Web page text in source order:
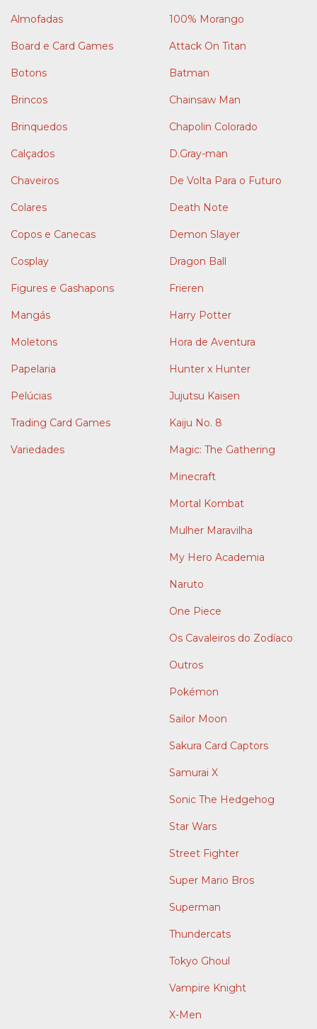
Almofadas
Board e Card Games
Botons
Brincos
Brinquedos
Calçados
Chaveiros
Colares
Copos e Canecas
Cosplay
Figures e Gashapons
Mangás
Moletons
Papelaria
Pelúcias
Trading Card Games
Variedades
100% Morango
Attack On Titan
Batman
Chainsaw Man
Chapolin Colorado
D.Gray-man
De Volta Para o Futuro
Death Note
Demon Slayer
Dragon Ball
Frieren
Harry Potter
Hora de Aventura
Hunter x Hunter
Jujutsu Kaisen
Kaiju No. 8
Magic: The Gathering
Minecraft
Mortal Kombat
Mulher Maravilha
My Hero Academia
Naruto
One Piece
Os Cavaleiros do Zodíaco
Outros
Pokémon
Sailor Moon
Sakura Card Captors
Samurai X
Sonic The Hedgehog
Star Wars
Street Fighter
Super Mario Bros
Superman
Thundercats
Tokyo Ghoul
Vampire Knight
X-Men